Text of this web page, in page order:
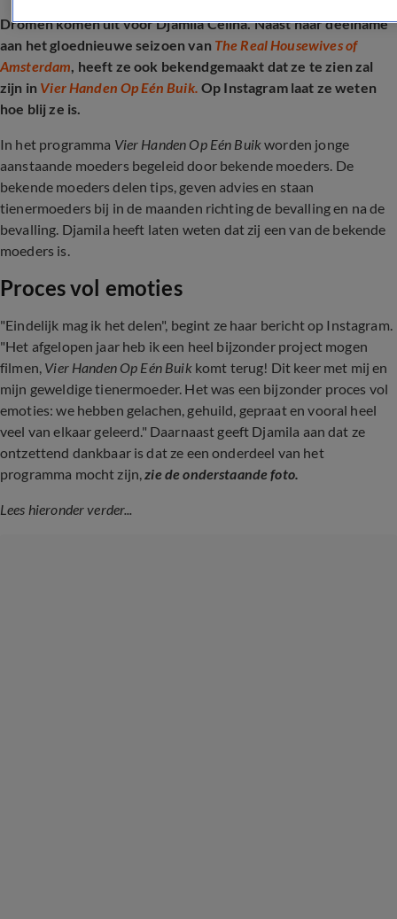
Dromen komen uit voor Djamila Celina. Naast haar deelname
aan het gloednieuwe seizoen van The Real Housewives of
Amsterdam, heeft ze ook bekendgemaakt dat ze te zien zal
zijn in Vier Handen Op Eén Buik. Op Instagram laat ze weten
hoe blij ze is.
In het programma Vier Handen Op Eén Buikworden jonge
aanstaande moeders begeleid door bekende moeders. De
bekende moeders delen tips, geven advies en staan
tienermoeders bij in de maanden richting de bevalling en na de
bevalling. Djamila heeft laten weten dat zij een van de bekende
moeders is.
Proces vol emoties
"Eindelijk mag ik het delen", begint ze haar bericht op Instagram.
"Het afgelopen jaar heb ik een heel bijzonder project mogen
filmen, Vier Handen Op Eén Buikkomt terug! Dit keer met mij en
mijn geweldige tienermoeder. Het was een bijzonder proces vol
emoties: we hebben gelachen, gehuild, gepraat en vooral heel
veel van elkaar geleerd." Daarnaast geeft Djamila aan dat ze
ontzettend dankbaar is dat ze een onderdeel van het
programma mocht zijn,zie de onderstaande foto.
Lees hieronder verder...